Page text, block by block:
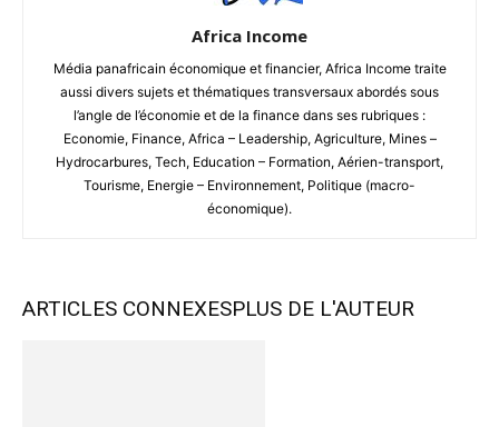
Africa Income
Média panafricain économique et financier, Africa Income traite
aussi divers sujets et thématiques transversaux abordés sous
l’angle de l’économie et de la finance dans ses rubriques :
Economie, Finance, Africa – Leadership, Agriculture, Mines –
Hydrocarbures, Tech, Education – Formation, Aérien-transport,
Tourisme, Energie – Environnement, Politique (macro-
économique).
ARTICLES CONNEXESPLUS DE L'AUTEUR